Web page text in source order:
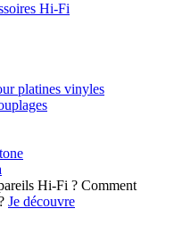
Hi-Fi
platines vinyles
Comment
Je découvre